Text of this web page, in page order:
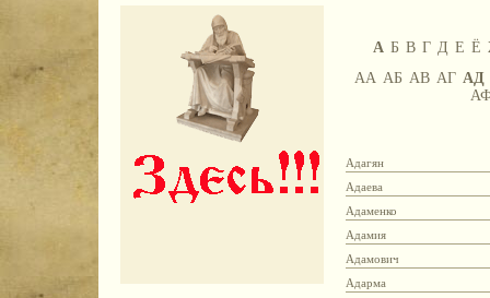
А Б В Г Д Е Ё
АА АБ АВ АГ АД
Адагян
Адаева
Адаменко
Адамия
Адамович
Адарма